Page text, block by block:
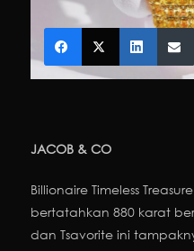
JACOB & CO
Billionaire Timeless
bertatahkan 880 karat
dan Tsavorite ini